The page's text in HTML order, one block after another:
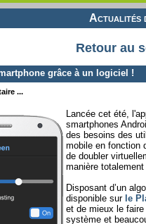
Actualités
Retour au
grâce à un logiciel !
...
Lancée cet été,
smartphones
des besoins des
mobile en fonction
de doubler
manière
Disposant d’un
disponible sur le
et de mieux le
système et